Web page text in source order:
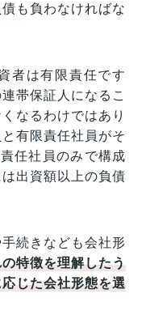
も負わなければな
者は有限責任です
帯保証人になるこ
なるわけではあり
有限責任社員がそ
任社員のみで構成
出資額以上の負債
続きなども会社形
特徴を理解したう
じた会社形態を選